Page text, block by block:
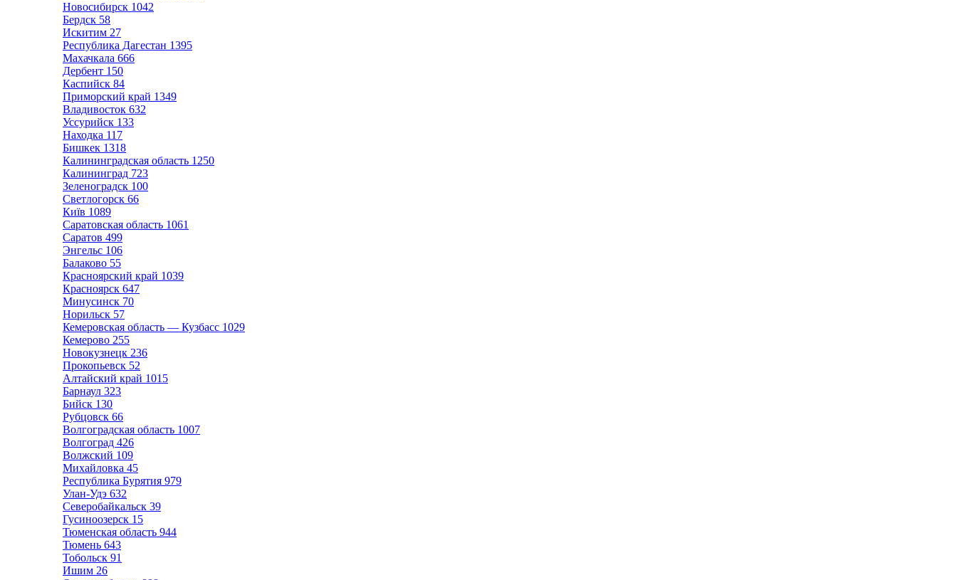
Новосибирск 1042
Бердск 58
Искитим 27
Республика Дагестан 1395
Махачкала 666
Дербент 150
Каспийск 84
Приморский край 1349
Владивосток 632
Уссурийск 133
Находка 117
Бишкек 1318
Калининградская область 1250
Калининград 723
Зеленоградск 100
Светлогорск 66
Київ 1089
Саратовская область 1061
Саратов 499
Энгельс 106
Балаково 55
Красноярский край 1039
Красноярск 647
Минусинск 70
Норильск 57
Кемеровская область — Кузбасс 1029
Кемерово 255
Новокузнецк 236
Прокопьевск 52
Алтайский край 1015
Барнаул 323
Бийск 130
Рубцовск 66
Волгоградская область 1007
Волгоград 426
Волжский 109
Михайловка 45
Республика Бурятия 979
Улан-Удэ 632
Северобайкальск 39
Гусиноозерск 15
Тюменская область 944
Тюмень 643
Тобольск 91
Ишим 26